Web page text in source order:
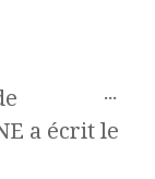
a écrit le
...